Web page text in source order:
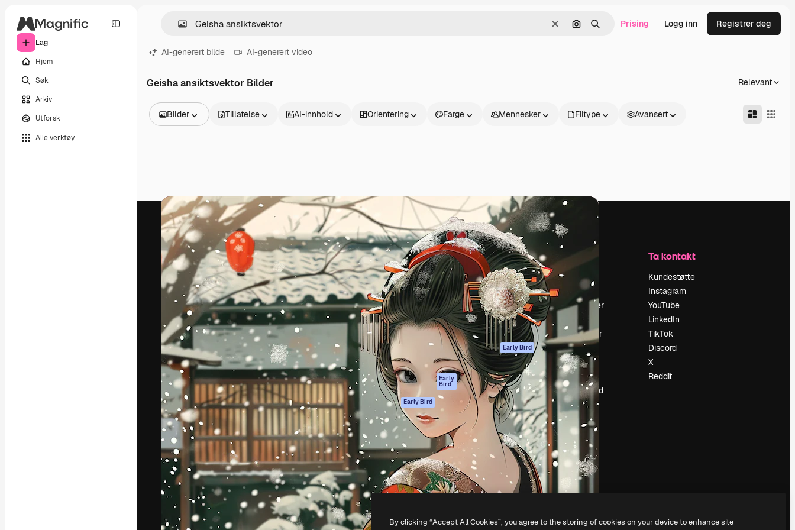
Lag
Hjem
Søk
Arkiv
Utforsk
Alle verktøy
Slett Søk etter bilde
Søk Prising Logg inn Registrer deg
AI-generert bilde AI-generert video
Geisha ansiktsvektor Bilder Relevant
Bilder
Videoer
Opptak
Bevegelsesgrafikk
Videomaler
Ikoner
3D-modeller
Skrifter
Tillatelse AI-innhold Orientering Farge Mennesker Filtype Avansert
Den kreative plattformen for å lede ditt
beste arbeid. Mer enn 1 million abonnenter
blant kreative, selskaper, byråer og studioer.
Norsk bokmål
Produkter
Spaces
AI-assistent
AI Image Generator
AI-videogenerator
AI-
stemmegenerator
Arkivinnhold
MCP for
Claude/ChatGPT
Early
Bird
Agenter Early Bird
API
Mobilapp
Alle Magnific-
verktøy
Kom i gang
Academy
Dokumentasjon
Support
Vilkår for bruk
Personvernerklæring
Originaler Early Bird
Retningslinjer for
informasjonskapsler
Tillitssenter
Affiliates
For bedrifter
Selskap
Prising
Om oss
Anmeldelser
Karrierer
Søketrender
Blogg
Hendelser
Slidesgo
Selg innhold
Presserom
Leter etter
magnific.ai
Ta kontakt
Kundestøtte
Instagram
YouTube
LinkedIn
TikTok
Discord
X
Reddit
Copyright © 2010-2026Freepik Company S.L.U.Alle rettigheter forbeholdt.
By clicking “Accept All Cookies”, you agree to the storing of cookies on your device to enhance site